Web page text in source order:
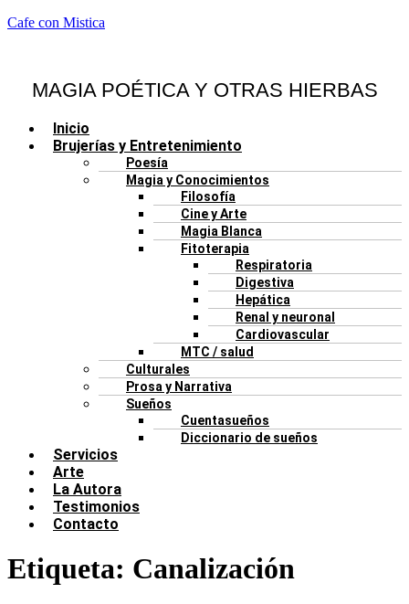
Cafe con Mistica
MAGIA POÉTICA Y OTRAS HIERBAS
Menú
Inicio
Brujerías y Entretenimiento
Poesía
Magia y Conocimientos
Filosofía
Cine y Arte
Magia Blanca
Fitoterapia
Respiratoria
Digestiva
Hepática
Renal y neuronal
Cardiovascular
MTC / salud
Culturales
Prosa y Narrativa
Sueños
Cuentasueños
Diccionario de sueños
Servicios
Arte
La Autora
Testimonios
Contacto
Etiqueta: Canalización